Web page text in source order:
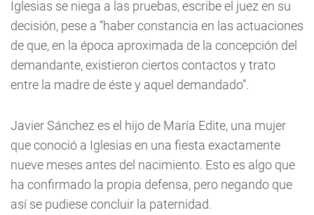
Iglesias se niega a las pruebas, escribe el juez en su
decisión, pese a “haber constancia en las actuaciones
de que, en la época aproximada de la concepción del
demandante, existieron ciertos contactos y trato
entre la madre de éste y aquel demandado”.
Javier Sánchez es el hijo de María Edite, una mujer
que conoció a Iglesias en una fiesta exactamente
nueve meses antes del nacimiento. Esto es algo que
ha confirmado la propia defensa, pero negando que
así se pudiese concluir la paternidad.